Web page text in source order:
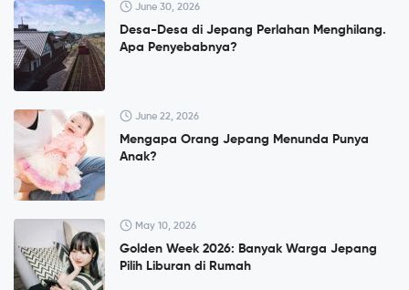
June 30, 2026
Desa-Desa di Jepang Perlahan Menghilang.
Apa Penyebabnya?
June 22, 2026
Mengapa Orang Jepang Menunda Punya
Anak?
May 10, 2026
Golden Week 2026: Banyak Warga Jepang
Pilih Liburan di Rumah